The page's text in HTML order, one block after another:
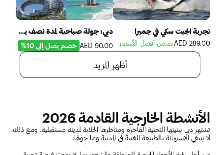
تجربة الجيت سكي في جميرا
289.00 AED نضمن أفضل الأسعار
دبي: جولة صباحية لمدة نصف يوم في المدينة
90.00 AED خصم يصل إلى 10%
أظهر المزيد
الأنشطة الخارجية القادمة 2026
تشتهر دبي ببنيتها التحتية الفاخرة ومناظرها الخلابة لمدينة مستقبلية. ومع ذلك،
لا ينبغي الاستهانة بالطبيعة الغنية في المدينة وما حولها.